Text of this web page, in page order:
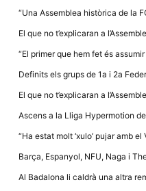
“Una Assemblea històrica de la
El que no t’explicaran a
“El primer que hem fet és
Definits els grups de 1a i 2a
El que no t’explicaran a
Ascens a la Lliga Hypermotion
“Ha estat molt ‘xulo’ pujar amb el
Barça, Espanyol, NFU, Naga i
Al Badalona li caldrà una altra